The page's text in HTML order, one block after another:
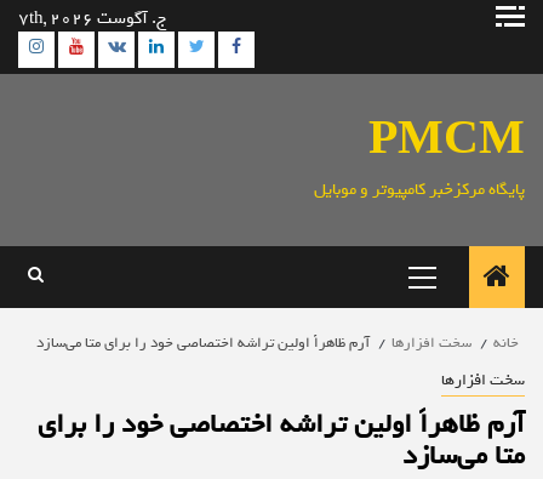
پرش
ج. آگوست 7th, 2026
Facebook
Twitter
Linkedin
VK
PMCM
پایگاه مرکزخبر کامپیوتر و موبایل
اصلی
خانه سخت افزارها آرم ظاهراً اولین تراشه اختصاصی خود را برای متا می‌سازد
سخت افزارها
آرم ظاهراً اولین تراشه اختصاصی خود را برای
متا می‌سازد